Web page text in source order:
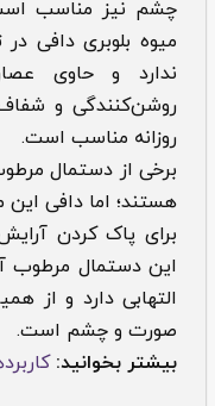
میوه بلوبری دافی
روشن‌کنندگی و
روزانه مناسب است.
برخی از دستمال
هستند؛ اما دافی
برای پاک کردن
این دستمال مرطوب
التهابی دارد و از
صورت و چشم است.
بیشتر بخوانید: